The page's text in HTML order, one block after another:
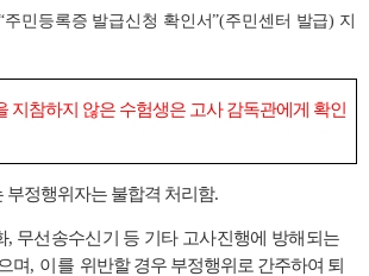
주민등록증 발급신청 확인서”(주민센터 발급) 지
지참하지 않은 수험생은 고사 감독관에게 확인
부정행위자는 불합격 처리함.
, 무선송수신기 등 기타 고사진행에 방해되는
며, 이를 위반할 경우 부정행위로 간주하여 퇴